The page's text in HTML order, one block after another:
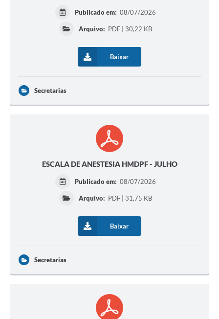
Publicado em: 08/07/2026
Arquivo: PDF | 30,22 KB
Baixar
Secretarias
ESCALA DE ANESTESIA HMDPF - JULHO
Publicado em: 08/07/2026
Arquivo: PDF | 31,75 KB
Baixar
Secretarias